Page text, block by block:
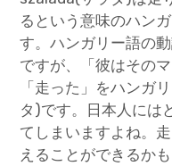
るという意味のハン
す。ハンガリー語の
ですが、「彼はその
「走った」をハンガ
タ)です。日本人には
てしまいますよね。
えることができるか